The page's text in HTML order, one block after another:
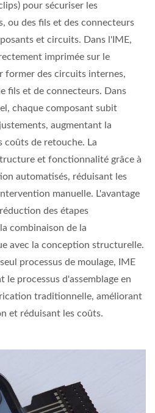
pour sécuriser les
ou des fils et des connecteurs
et circuits. Dans l'IME,
imprimée sur le
former des circuits internes,
fils et de connecteurs. Dans
chaque composant subit
augmentant la
coûts de retouche. La
et fonctionnalité grâce à
automatisés, réduisant les
manuelle. L'avantage
des étapes
combinaison de la
avec la conception structurelle.
processus de moulage, IME
le processus d'assemblage en
traditionnelle, améliorant
et réduisant les coûts.